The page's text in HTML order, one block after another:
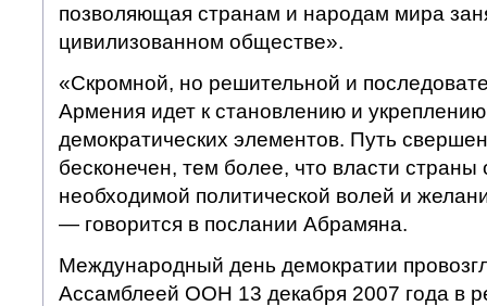
позволяющая странам и народам мира
цивилизованном обществе».
«Скромной, но решительной и
Армения идет к становлению и
демократических элементов. Путь
бесконечен, тем более, что власти страны
необходимой политической волей и
— говорится в послании Абрамяна.
Международный день демократии
Ассамблеей ООН 13 декабря 2007 года в